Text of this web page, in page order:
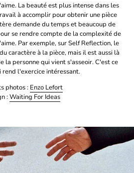
La beauté est plus intense dans les
à accomplir pour obtenir une pièce
demande du temps et beaucoup de
se rendre compte de la complexité de
Par exemple, sur Self Reflection, le
caractère à la pièce, mais il est aussi là
la personne qui vient s'asseoir. C'est ce
rend l'exercice intéressant.
photos : Enzo Lefort
:Waiting For Ideas